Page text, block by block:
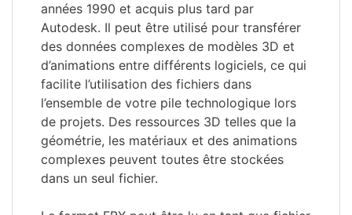
années 1990 et acquis plus tard par
Autodesk. Il peut être utilisé pour transférer
des données complexes de modèles 3D et
d’animations entre différents logiciels, ce qui
facilite l’utilisation des fichiers dans
l’ensemble de votre pile technologique lors
de projets. Des ressources 3D telles que la
géométrie, les matériaux et des animations
complexes peuvent toutes être stockées
dans un seul fichier.